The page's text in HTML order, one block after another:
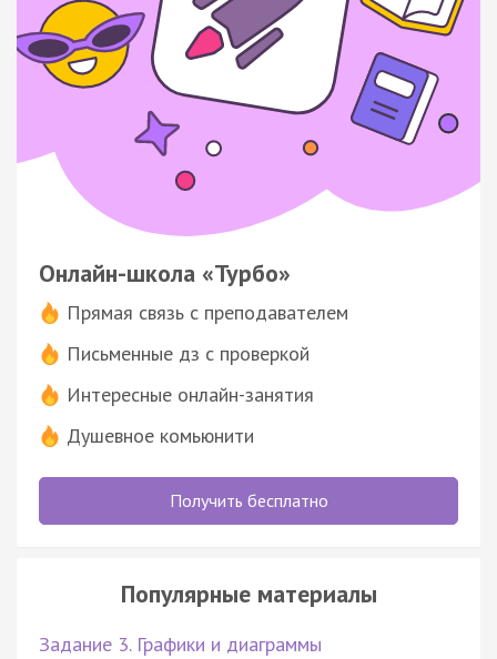
Онлайн-школа «Турбо»
Прямая связь с преподавателем
Письменные дз с проверкой
Интересные онлайн-занятия
Душевное комьюнити
Получить бесплатно
Популярные материалы
Задание 3. Графики и диаграммы